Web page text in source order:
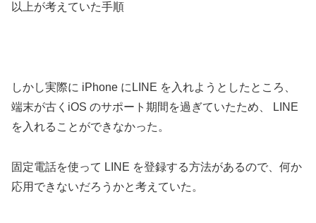
以上が考えていた手順
しかし実際に iPhone にLINE を入れようとしたところ、
端末が古くiOS のサポート期間を過ぎていたため、 LINE
を入れることができなかった。
固定電話を使って LINE を登録する方法があるので、何か
応用できないだろうかと考えていた。